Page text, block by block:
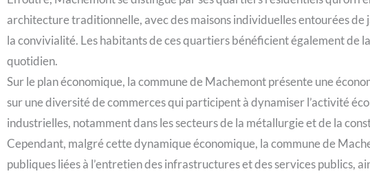
architecture traditionnelle, avec des maisons individuelles entourées
la convivialité. Les habitants de ces quartiers bénéficient également
quotidien.
Sur le plan économique, la commune de Machemont présente une
sur une diversité de commerces qui participent à dynamiser l’activité
industrielles, notamment dans les secteurs de la métallurgie et de la
Cependant, malgré cette dynamique économique, la commune de
publiques liées à l’entretien des infrastructures et des services publics,